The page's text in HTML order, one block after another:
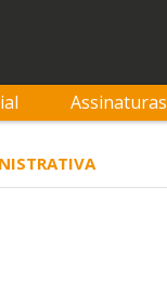
Assinaturas